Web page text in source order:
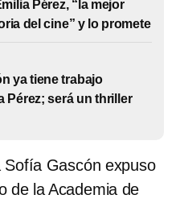
Pérez, “la mejor
del cine” y lo promete
ya tiene trabajo
Pérez; será un thriller
Gascón expuso
de la Academia de